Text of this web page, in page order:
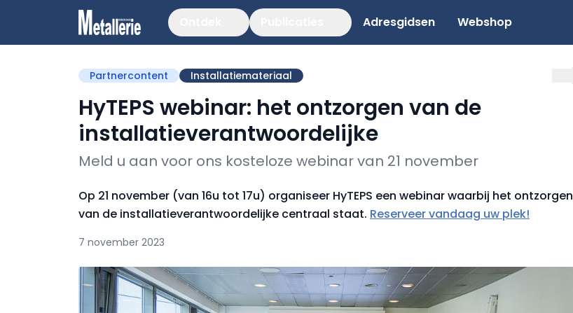
Adresgidsen Webshop
Partnercontent Installatiemateriaal
HyTEPS webinar: het ontzorgen van de
installatieverantwoordelijke
Meld u aan voor ons kosteloze webinar van 21 november
Op 21 november (van 16u tot 17u) organiseer HyTEPS een webinar waarbij het ontzorgen
van de installatieverantwoordelijke centraal staat. Reserveer vandaag uw plek!
7 november 2023